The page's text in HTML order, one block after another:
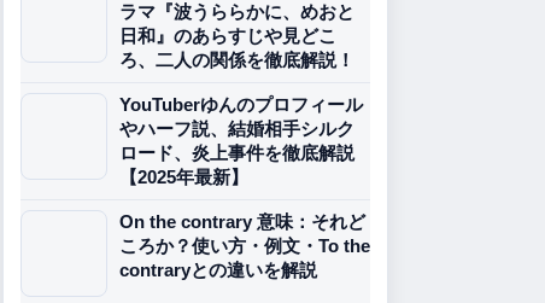
ラマ『波うららかに、めおと
日和』のあらすじや見どこ
ろ、二人の関係を徹底解説！
YouTuberゆんのプロフィール
やハーフ説、結婚相手シルク
ロード、炎上事件を徹底解説
【2025年最新】
On the contrary 意味：それど
ころか？使い方・例文・To the
contraryとの違いを解説